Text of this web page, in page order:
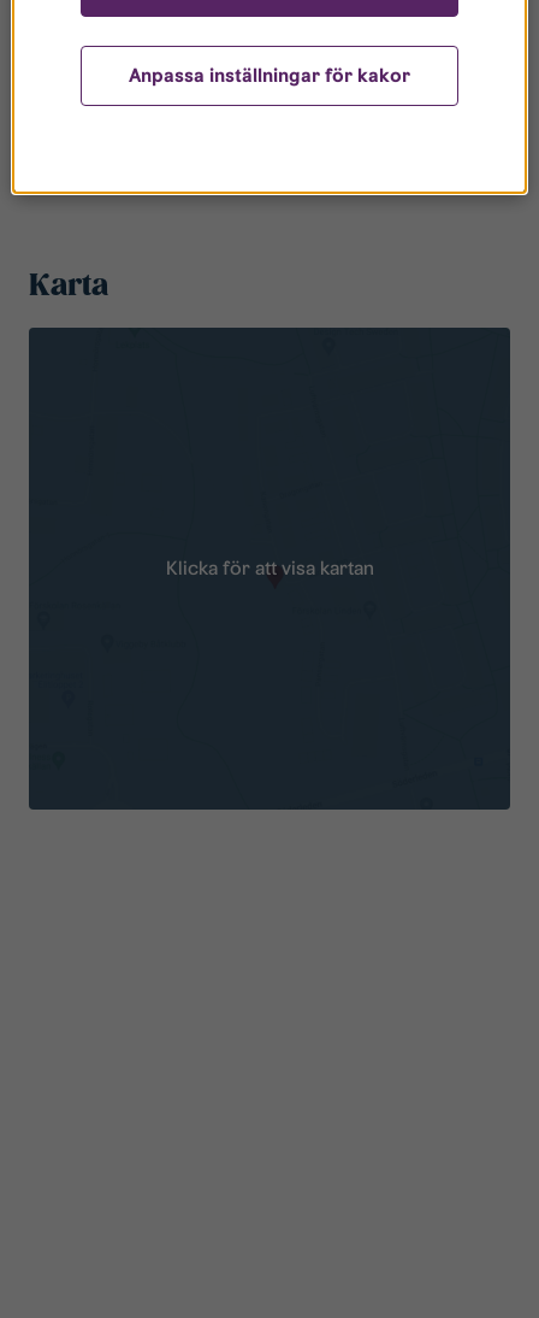
Karta
Klicka för att visa kartan
Anpassa inställningar för kakor